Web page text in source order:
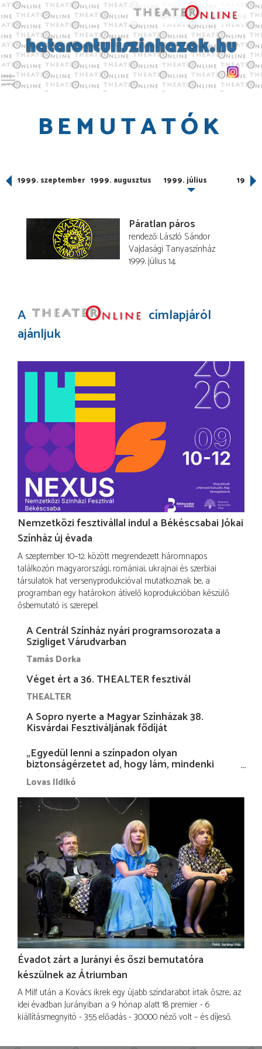
Toggle main menu visibility
BEMUTATÓK
1999. szeptember 1999. augusztus 1999. július 1999.
Páratlan páros
rendező László Sándor
Vajdasági Tanyaszínház
1999. július 14.
A
címlapjáról
ajánljuk
Nemzetközi fesztivállal indul a Békéscsabai Jókai
Színház új évada
A szeptember 10–12. között megrendezett háromnapos
találkozón magyarországi, romániai, ukrajnai és szerbiai
társulatok hat versenyprodukcióval mutatkoznak be, a
programban egy határokon átívelő koprodukcióban készülő
ősbemutató is szerepel.
A Centrál Színház nyári programsorozata a
Szigliget Várudvarban
Tamás Dorka
Véget ért a 36. THEALTER fesztivál
THEALTER
A Sopro nyerte a Magyar Színházak 38.
Kisvárdai Fesztiváljának fődíját
„Egyedül lenni a színpadon olyan
biztonságérzetet ad, hogy lám, mindenki
más nélkül is megvagyok magammal…”
Lovas Ildikó
Évadot zárt a Jurányi és őszi bemutatóra
készülnek az Átriumban
A Milf után a Kovács ikrek egy újabb színdarabot írtak őszre, az
idei évadban Jurányiban a 9 hónap alatt 18 premier - 6
kiállításmegnyitó - 355 előadás - 30.000 néző volt – és díjeső.